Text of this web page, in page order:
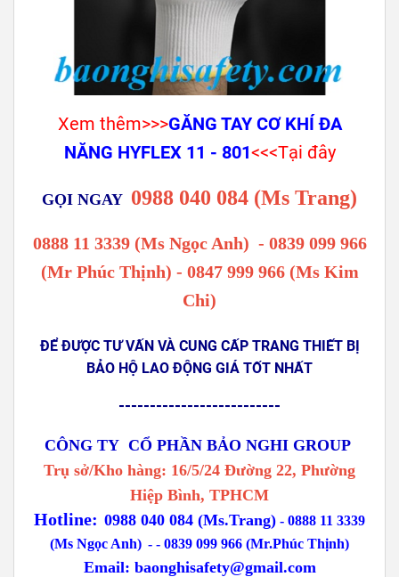
Xem thêm>>>GĂNG TAY CƠ KHÍ ĐA
NĂNG HYFLEX 11 - 801<<<Tại đây
GỌI NGAY 0988 040 084 (Ms Trang)
0888 11 3339 (Ms Ngọc Anh) - 0839 099 966
(Mr Phúc Thịnh) - 0847 999 966 (Ms Kim
Chi)
ĐỂ ĐƯỢC TƯ VẤN VÀ CUNG CẤP TRANG THIẾT BỊ
BẢO HỘ LAO ĐỘNG GIÁ TỐT NHẤT
--------------------------
CÔNG TY CỔ PHẦN BẢO NGHI GROUP
Trụ sở/Kho hàng: 16/5/24 Đường 22, Phường
Hiệp Bình, TPHCM
Hotline: 0988 040 084 (Ms.Trang) - 0888 11 3339
(Ms Ngọc Anh) - - 0839 099 966 (Mr.Phúc Thịnh)
Email: baonghisafety@gmail.com